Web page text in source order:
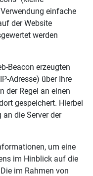
einfache
der Website
werden
Beacon erzeugten
Adresse) über Ihre
der Regel an einen
gespeichert. Hierbei
die Server der
um eine
im Hinblick auf die
im Rahmen von